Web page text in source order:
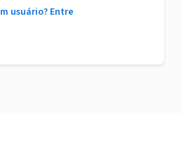
usuário? Entre